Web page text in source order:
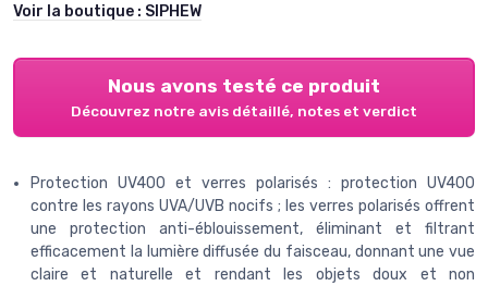
Voir la boutique : SIPHEW
Nous avons testé ce produit
Découvrez notre avis détaillé, notes et verdict
Protection UV400 et verres polarisés : protection UV400
contre les rayons UVA/UVB nocifs ; les verres polarisés offrent
une protection anti-éblouissement, éliminant et filtrant
efficacement la lumière diffusée du faisceau, donnant une vue
claire et naturelle et rendant les objets doux et non